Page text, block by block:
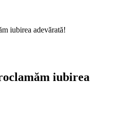
iubirea adevărată!
iubirea